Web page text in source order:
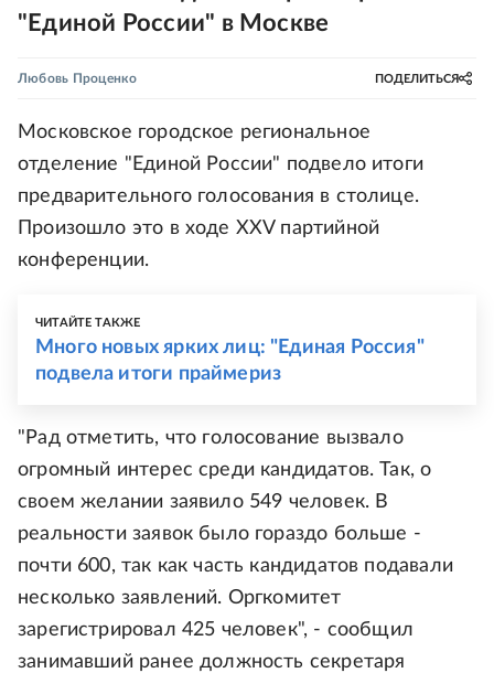
"Единой России" в Москве
Любовь Проценко ПОДЕЛИТЬСЯ
Московское городское региональное
отделение "Единой России" подвело итоги
предварительного голосования в столице.
Произошло это в ходе XXV партийной
конференции.
ЧИТАЙТЕ ТАКЖЕ
Много новых ярких лиц: "Единая Россия"
подвела итоги праймериз
"Рад отметить, что голосование вызвало
огромный интерес среди кандидатов. Так, о
своем желании заявило 549 человек. В
реальности заявок было гораздо больше -
почти 600, так как часть кандидатов подавали
несколько заявлений. Оргкомитет
зарегистрировал 425 человек", - сообщил
занимавший ранее должность секретаря